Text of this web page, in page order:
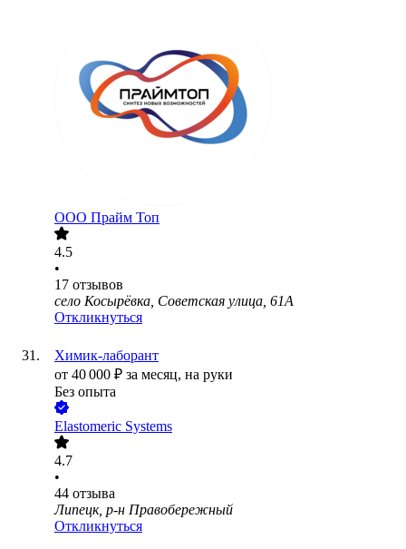
ООО Прайм Топ
4.5
•
17 отзывов
село Косырёвка, Советская улица, 61А
Откликнуться
Химик-лаборант
от 40 000 ₽ за месяц, на руки
Без опыта
Elastomeric Systems
4.7
•
44 отзыва
Липецк, р-н Правобережный
Откликнуться